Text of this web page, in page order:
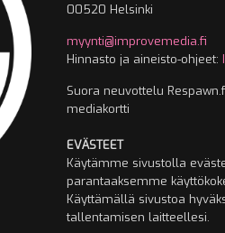
00520 Helsinki
myynti@improvemedia.fi
Hinnasto ja aineisto-ohjeet:
Suora neuvottelu
mediakortti
EVÄSTEET
Käytämme sivustolla
parantaaksemme
Käyttämällä sivustoa
tallentamisen laitteellesi.